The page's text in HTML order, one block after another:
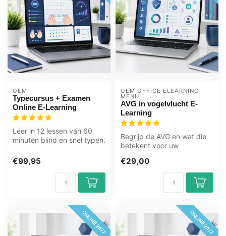
OEM
Typecursus + Examen
Online E-Learning
Leer in 12 lessen van 60
minuten blind en snel typen.
jongvolwasse...
€99,95
OEM OFFICE ELEARNING
MENU
AVG in vogelvlucht E-
Learning
Begrijp de AVG en wat die
betekent voor uw
behandel...
€29,00
ONLINE 24/7 ONLINE 24/7